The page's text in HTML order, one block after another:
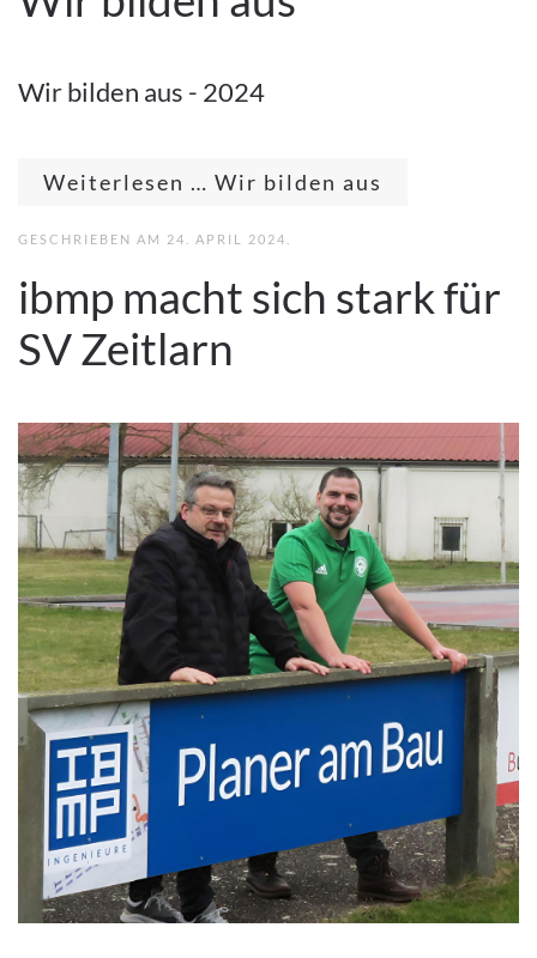
Wir bilden aus - 2024
Weiterlesen … Wir bilden aus
GESCHRIEBEN AM 24. APRIL 2024
ibmp macht sich stark für
SV Zeitlarn